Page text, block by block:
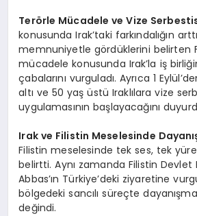
Terörle Mücadele ve Vize
konusunda Irak’taki farkındalığın
memnuniyetle gördüklerini belirten
mücadele konusunda Irak’la iş
çabalarını vurguladı. Ayrıca 1
altı ve 50 yaş üstü Iraklılara vize
uygulamasının başlayacağını
Irak ve Filistin Meselesinde
Filistin meselesinde tek ses, tek
belirtti. Aynı zamanda Filistin Devlet
Abbas’ın Türkiye’deki ziyaretine
bölgedeki sancılı süreçte
değindi.